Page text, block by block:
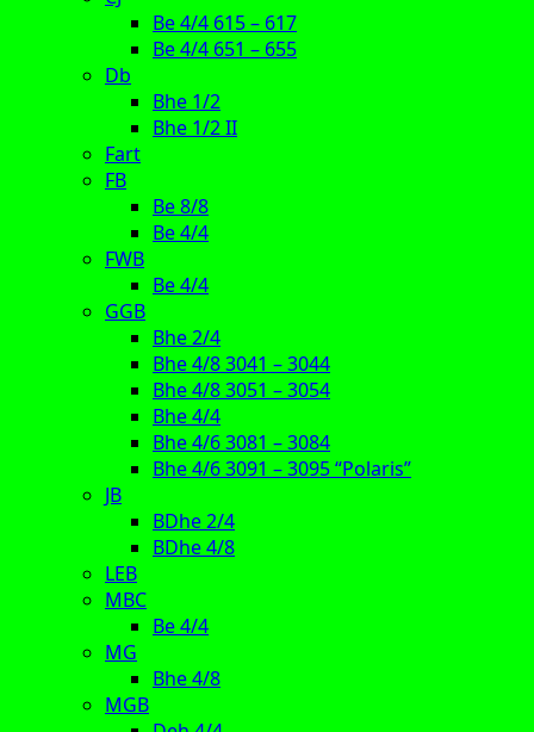
Be 4/4 615 – 617
Be 4/4 651 – 655
Db
Bhe 1/2
Bhe 1/2 II
Fart
FB
Be 8/8
Be 4/4
FWB
Be 4/4
GGB
Bhe 2/4
Bhe 4/8 3041 – 3044
Bhe 4/8 3051 – 3054
Bhe 4/4
Bhe 4/6 3081 – 3084
Bhe 4/6 3091 – 3095 “Polaris”
JB
BDhe 2/4
BDhe 4/8
LEB
MBC
Be 4/4
MG
Bhe 4/8
MGB